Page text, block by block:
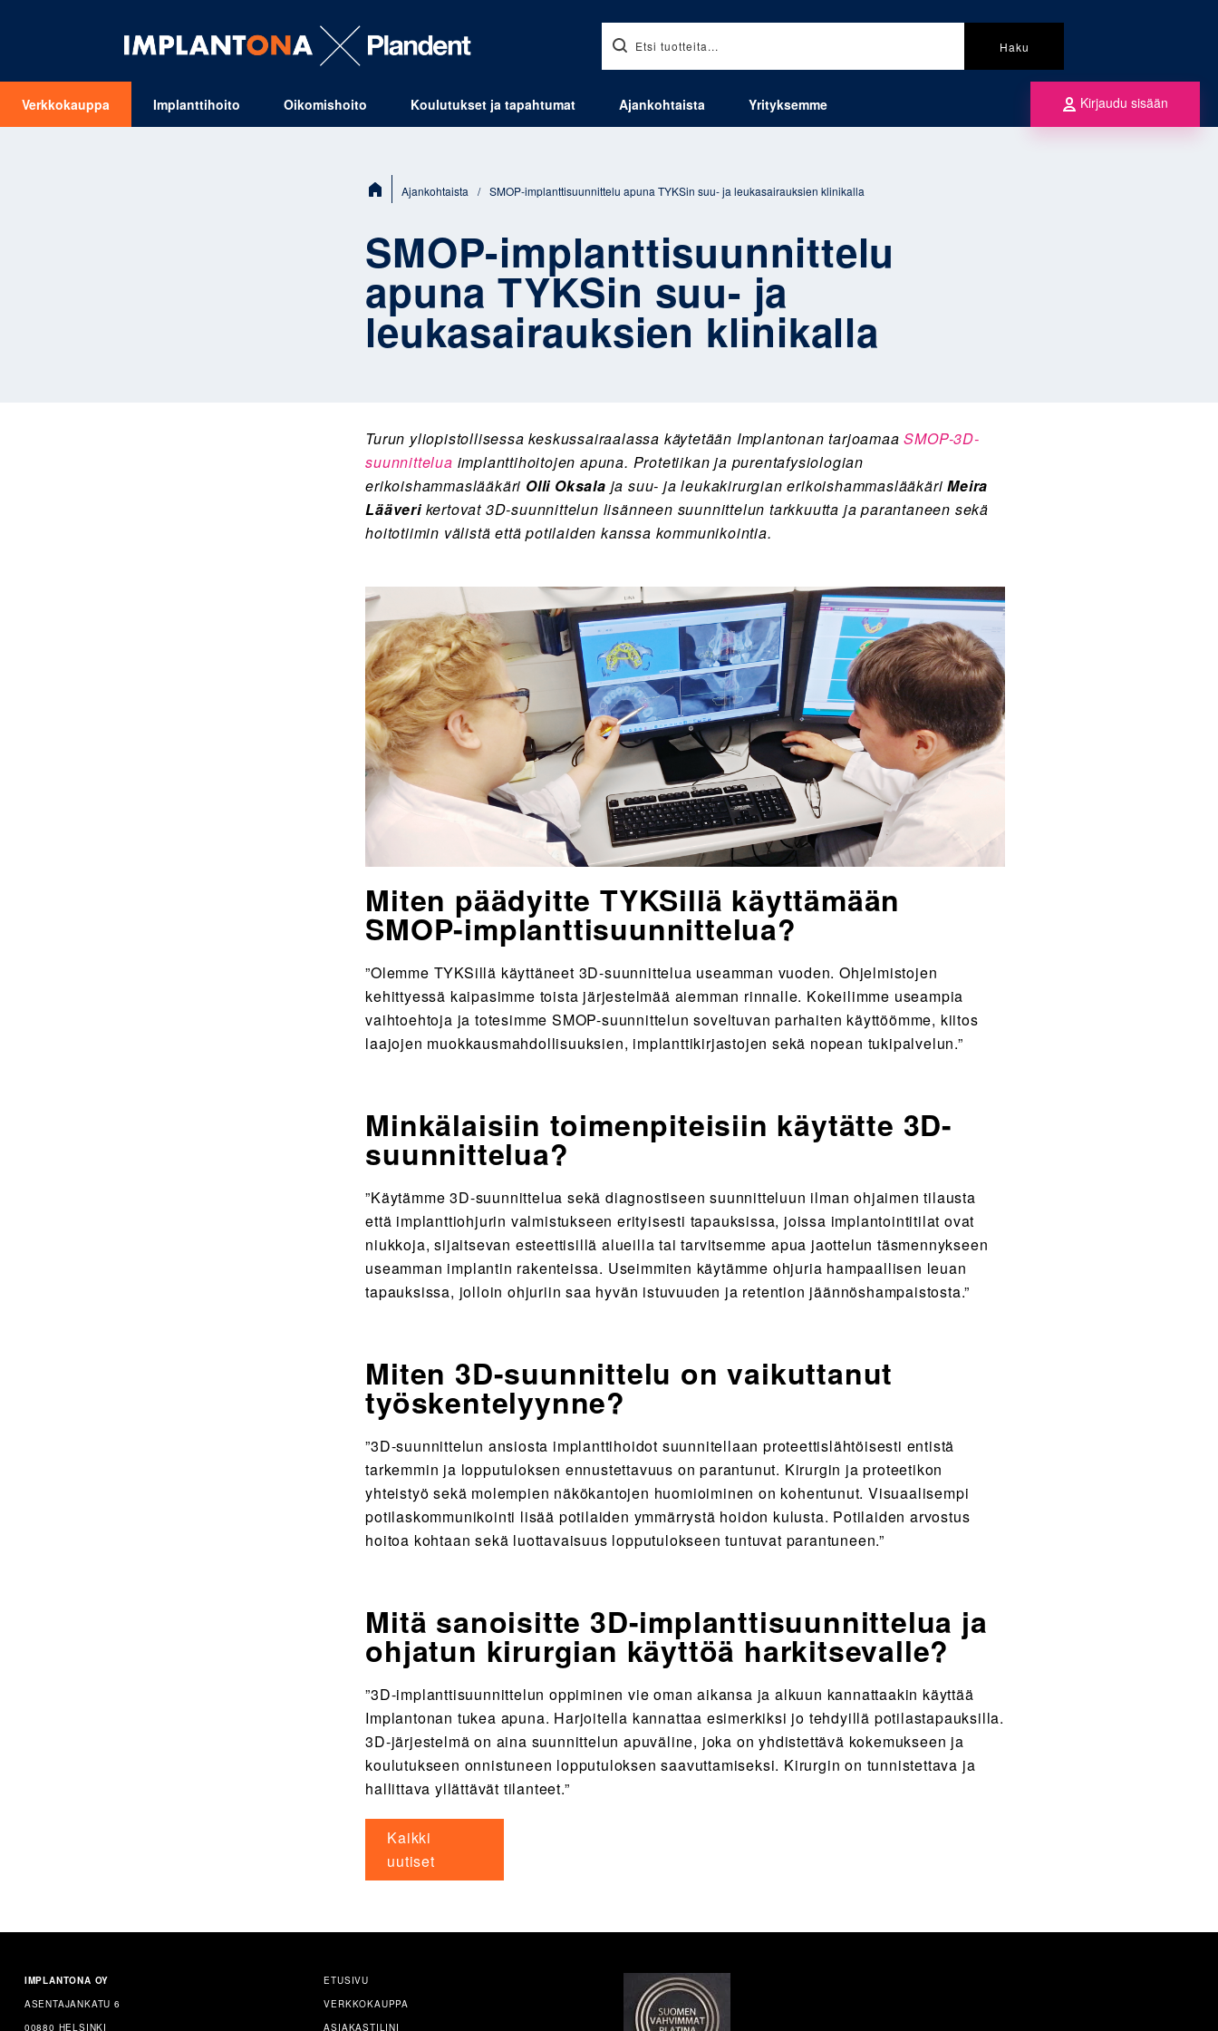
Haku
Verkkokauppa Implanttihoito Oikomishoito Koulutukset ja tapahtumat Ajankohtaista Yrityksemme Kirjaudu sisään
Sijainti:Ajankohtaista / SMOP-implanttisuunnittelu apuna TYKSin suu- ja leukasairauksien klinikalla
SMOP-implanttisuunnittelu
apuna TYKSin suu- ja
leukasairauksien klinikalla
Turun yliopistollisessa keskussairaalassa käytetään Implantonan tarjoamaaSMOP-3D-
suunnittelua implanttihoitojen apuna. Protetiikan ja purentafysiologian
erikoishammaslääkäri Olli Oksala ja suu- ja leukakirurgian erikoishammaslääkäriMeira
Lääverikertovat 3D-suunnittelun lisänneen suunnittelun tarkkuutta ja parantaneen sekä
hoitotiimin välistä että potilaiden kanssa kommunikointia.
Miten päädyitte TYKSillä käyttämään
SMOP-implanttisuunnittelua?
”Olemme TYKSillä käyttäneet 3D-suunnittelua useamman vuoden. Ohjelmistojen
kehittyessä kaipasimme toista järjestelmää aiemman rinnalle. Kokeilimme useampia
vaihtoehtoja ja totesimme SMOP-suunnittelun soveltuvan parhaiten käyttöömme, kiitos
laajojen muokkausmahdollisuuksien, implanttikirjastojen sekä nopean tukipalvelun.”
Minkälaisiin toimenpiteisiin käytätte 3D-
suunnittelua?
”Käytämme 3D-suunnittelua sekä diagnostiseen suunnitteluun ilman ohjaimen tilausta
että implanttiohjurin valmistukseen erityisesti tapauksissa, joissa implantointitilat ovat
niukkoja, sijaitsevan esteettisillä alueilla tai tarvitsemme apua jaottelun täsmennykseen
useamman implantin rakenteissa. Useimmiten käytämme ohjuria hampaallisen leuan
tapauksissa, jolloin ohjuriin saa hyvän istuvuuden ja retention jäännöshampaistosta.”
Miten 3D-suunnittelu on vaikuttanut
työskentelyynne?
”3D-suunnittelun ansiosta implanttihoidot suunnitellaan proteettislähtöisesti entistä
tarkemmin ja lopputuloksen ennustettavuus on parantunut. Kirurgin ja proteetikon
yhteistyö sekä molempien näkökantojen huomioiminen on kohentunut. Visuaalisempi
potilaskommunikointi lisää potilaiden ymmärrystä hoidon kulusta. Potilaiden arvostus
hoitoa kohtaan sekä luottavaisuus lopputulokseen tuntuvat parantuneen.”
Mitä sanoisitte 3D-implanttisuunnittelua ja
ohjatun kirurgian käyttöä harkitsevalle?
”3D-implanttisuunnittelun oppiminen vie oman aikansa ja alkuun kannattaakin käyttää
Implantonan tukea apuna. Harjoitella kannattaa esimerkiksi jo tehdyillä potilastapauksilla.
3D-järjestelmä on aina suunnittelun apuväline, joka on yhdistettävä kokemukseen ja
koulutukseen onnistuneen lopputuloksen saavuttamiseksi. Kirurgin on tunnistettava ja
hallittava yllättävät tilanteet.”
Kaikki
uutiset
IMPLANTONA OY
ASENTAJANKATU 6
00880 HELSINKI
ETUSIVU
VERKKOKAUPPA
ASIAKASTILINI